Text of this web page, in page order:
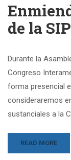
de la SIP
Durante la
Congreso
forma presencial
consideraremos
sustanciales a la
READ MORE